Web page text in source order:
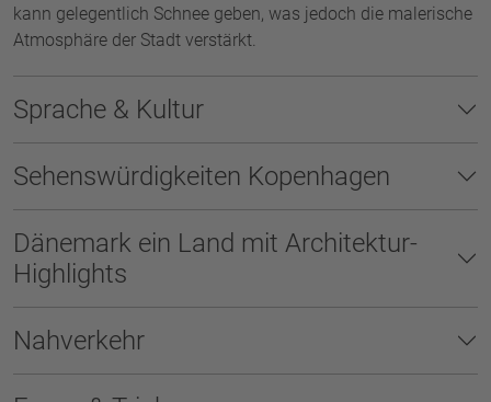
kann gelegentlich Schnee geben, was jedoch die malerische
Atmosphäre der Stadt verstärkt.
Sprache & Kultur
Sehenswürdigkeiten Kopenhagen
Dänemark ein Land mit Architektur-
Highlights
Nahverkehr